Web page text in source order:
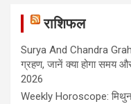
राशिफल
Surya And Chandra
ग्रहण, जानें क्या होगा समय
2026
Weekly Horoscope: